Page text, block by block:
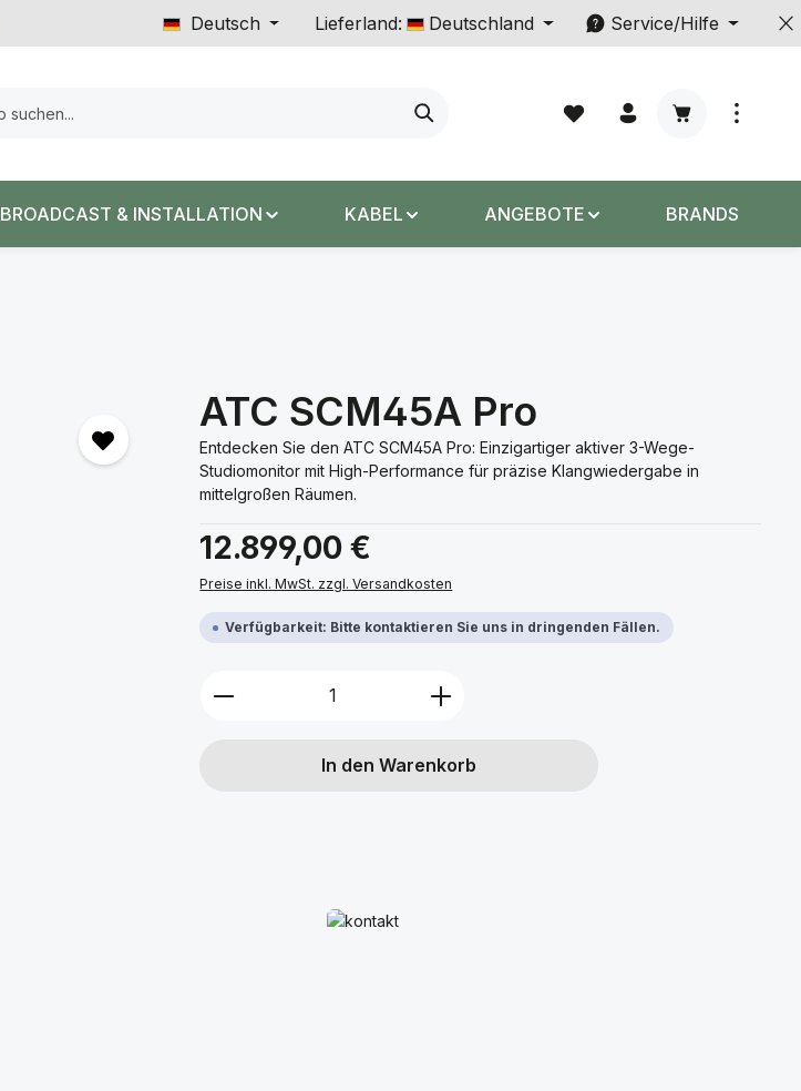
Deutsch Lieferland: Deutschland Service/Hilfe
Warenkorb
BROADCAST & INSTALLATION KABEL ANGEBOTE BRANDS
ATC SCM45A Pro
Entdecken Sie den ATC SCM45A Pro: Einzigartiger aktiver 3-Wege-
Studiomonitor mit High-Performance für präzise Klangwiedergabe in
mittelgroßen Räumen.
Regulärer Preis:
12.899,00 €
Preise inkl. MwSt. zzgl. Versandkosten
Verfügbarkeit: Bitte kontaktieren Sie uns in dringenden Fällen.
Produkt Anzahl: Gib den gewünschten Wert
In den Warenkorb
Mehr erfahren